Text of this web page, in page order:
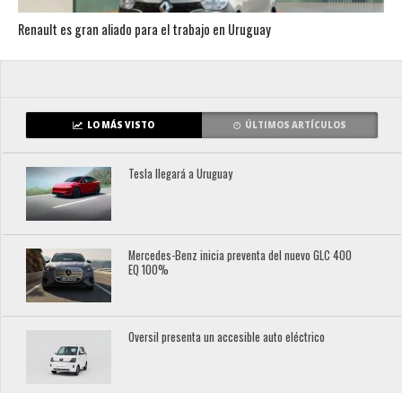
Renault es gran aliado para el trabajo en Uruguay
LO MÁS VISTO ÚLTIMOS ARTÍCULOS
Tesla llegará a Uruguay
Mercedes-Benz inicia preventa del nuevo GLC 400
EQ 100%
Oversil presenta un accesible auto eléctrico